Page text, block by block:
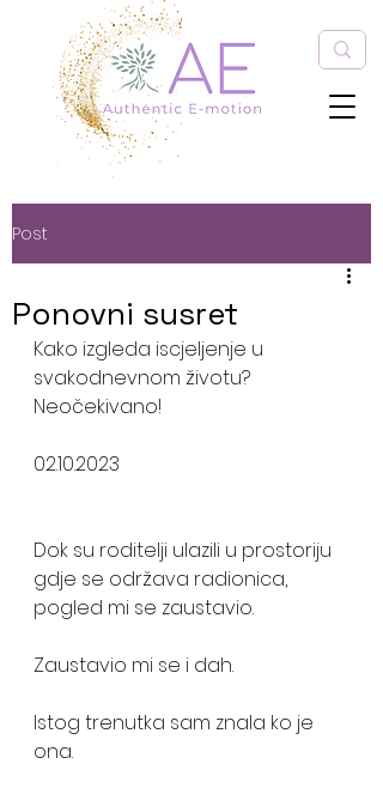
Post
Ponovni susret
Kako izgleda iscjeljenje u
svakodnevnom životu?
Neočekivano!
02.10.2023
Dok su roditelji ulazili u prostoriju
gdje se održava radionica,
pogled mi se zaustavio.
Zaustavio mi se i dah.
Istog trenutka sam znala ko je
ona.